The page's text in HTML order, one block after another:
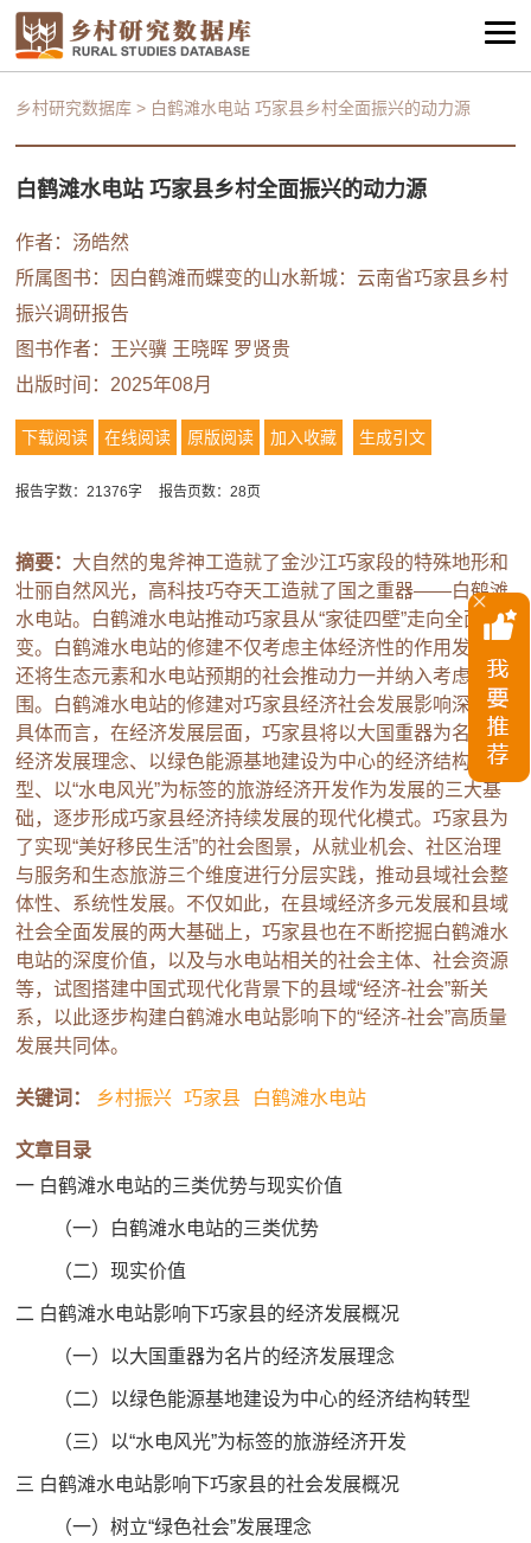
乡村研究数据库 > 白鹤滩水电站 巧家县乡村全面振兴的动力源
白鹤滩水电站 巧家县乡村全面振兴的动力源
作者：汤皓然
所属图书：
因白鹤滩而蝶变的山水新城：云南省巧家县乡村
振兴调研报告
图书作者： 王兴骥 王晓晖 罗贤贵
出版时间：2025年08月
下载阅读 在线阅读 原版阅读 加入收藏 生成引文
报告字数：21376字 报告页数：28页
摘要： 大自然的鬼斧神工造就了金沙江巧家段的特殊地形和
壮丽自然风光，高科技巧夺天工造就了国之重器——白鹤滩
水电站。白鹤滩水电站推动巧家县从“家徒四壁”走向全面蝶
变。白鹤滩水电站的修建不仅考虑主体经济性的作用发挥，
还将生态元素和水电站预期的社会推动力一并纳入考虑范
围。白鹤滩水电站的修建对巧家县经济社会发展影响深远。
具体而言，在经济发展层面，巧家县将以大国重器为名片的
经济发展理念、以绿色能源基地建设为中心的经济结构转
型、以“水电风光”为标签的旅游经济开发作为发展的三大基
础，逐步形成巧家县经济持续发展的现代化模式。巧家县为
了实现“美好移民生活”的社会图景，从就业机会、社区治理
与服务和生态旅游三个维度进行分层实践，推动县域社会整
体性、系统性发展。不仅如此，在县域经济多元发展和县域
社会全面发展的两大基础上，巧家县也在不断挖掘白鹤滩水
电站的深度价值，以及与水电站相关的社会主体、社会资源
等，试图搭建中国式现代化背景下的县域“经济-社会”新关
系，以此逐步构建白鹤滩水电站影响下的“经济-社会”高质量
发展共同体。
关键词： 乡村振兴 巧家县 白鹤滩水电站
文章目录
一 白鹤滩水电站的三类优势与现实价值
（一）白鹤滩水电站的三类优势
（二）现实价值
二 白鹤滩水电站影响下巧家县的经济发展概况
（一）以大国重器为名片的经济发展理念
（二）以绿色能源基地建设为中心的经济结构转型
（三）以“水电风光”为标签的旅游经济开发
三 白鹤滩水电站影响下巧家县的社会发展概况
（一）树立“绿色社会”发展理念